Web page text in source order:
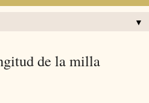
▼
de la milla